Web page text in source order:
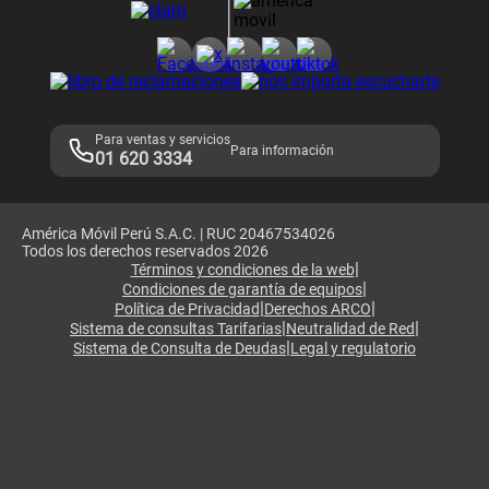
Adquirientes iPhone 6, 6S y SE
Mensaje de Seguridad
Términos y Condiciones de Tienda Claro
Libro de Reclamaciones
Para ventas y servicios
01 620 3334 Para información
América Móvil Perú S.A.C. | RUC 20467534026
Todos los derechos reservados 2026
Términos y condiciones de la web|
Condiciones de garantía de equipos|
Política de Privacidad|Derechos ARCO|
Sistema de consultas Tarifarias|Neutralidad de Red|
Sistema de Consulta de Deudas|Legal y regulatorio